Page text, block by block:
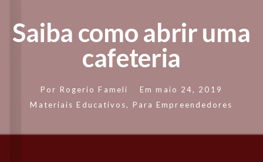
Saiba como abrir uma
cafeteria
Por Rogerio Fameli Em maio 24, 2019
Materiais Educativos, Para Empreendedores